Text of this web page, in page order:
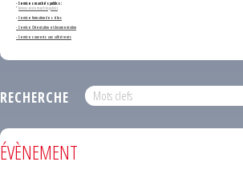
- Services marchés publics :
*Annonces de marchés publics
-Service formation des élus
- Service Orientation et documentation
- Services ouverts aux adhérents
RECHERCHE
ÉVÈNEMENT